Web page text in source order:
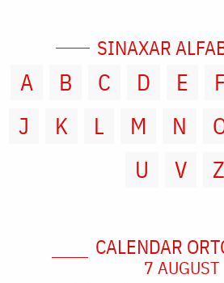
SINAXAR
A B C D E F
J
K L M N
U
V Z
CALENDAR
7 AUGUST